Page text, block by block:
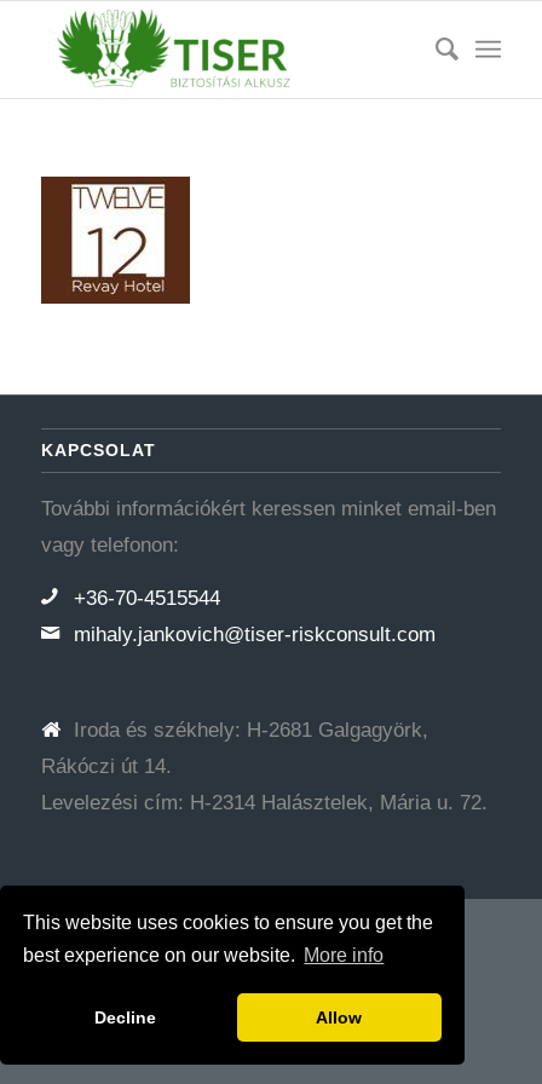
This website uses cookies to ensure you get the
best experience on our website. More info
Decline Allow
KAPCSOLAT
További információkért keressen minket email-ben
vagy telefonon:
+36-70-4515544
mihaly.jankovich@tiser-riskconsult.com
Iroda és székhely: H-2681 Galgagyörk,
Rákóczi út 14.
Levelezési cím: H-2314 Halásztelek, Mária u. 72.
© Copyright - Tiser Tanácsadó Kft. Web development: SRG